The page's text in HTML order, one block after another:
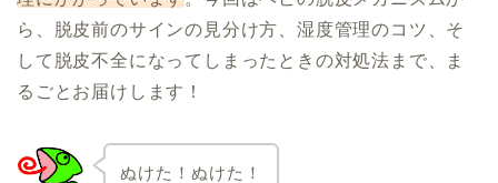
ら、脱皮前のサインの見分け方、湿度管理のコツ、そ
して脱皮不全になってしまったときの対処法まで、ま
るごとお届けします！
ぬけた！ぬけた！